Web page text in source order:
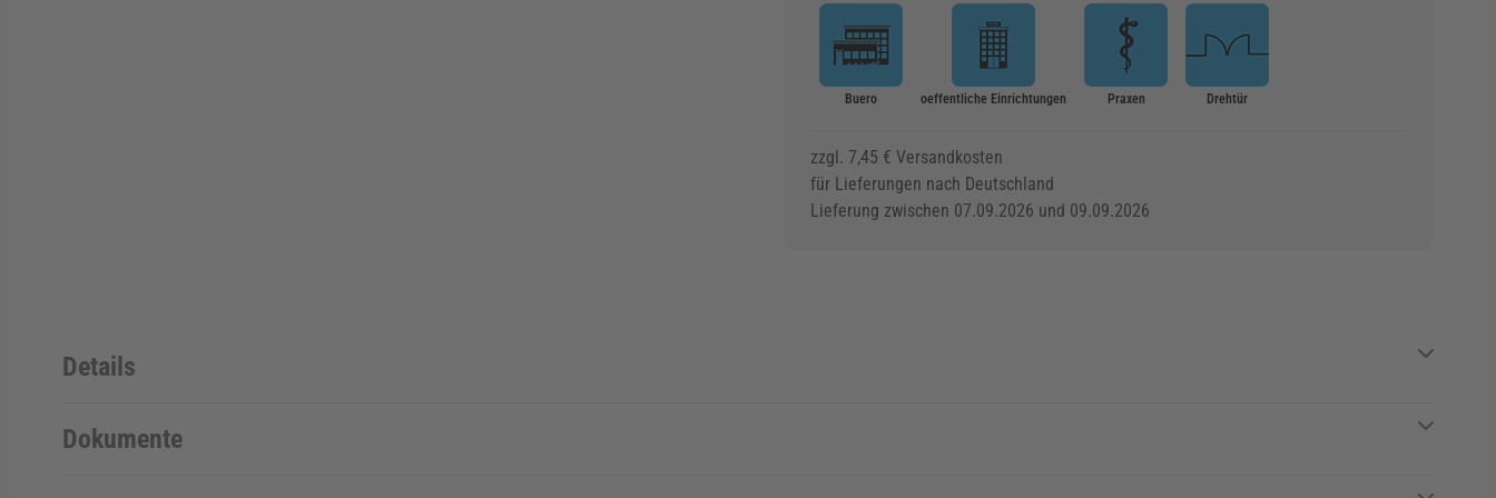
Buero oeffentliche Einrichtungen Praxen Drehtür
zzgl. 7,45 € Versandkosten
für Lieferungen nach Deutschland
Lieferung zwischen 07.09.2026 und 09.09.2026
Details
Dokumente